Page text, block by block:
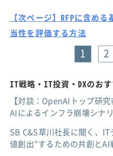
【次ページ】RFPに含め
当性を評価する方法
1 2
IT戦略・IT投資・DXのお
【対談：OpenAIトップ研
AIによるインフラ崩壊シナ
SB C&S草川社長に聞く、
値創出”するための共創とAI